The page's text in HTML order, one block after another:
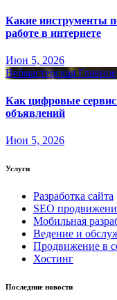
Какие инструменты
работе в интернете
Июн 5, 2026
Вебмастерская Главное
Как цифровые
объявлений
Июн 5, 2026
Услуги
Разработка сайта
SEO
Мобильная
Ведение и
Продвижение в
Хостинг
Последние новости